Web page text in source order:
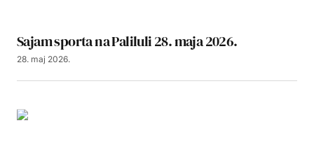
Sajam sporta na Paliluli 28. maja 2026.
28. maj 2026.